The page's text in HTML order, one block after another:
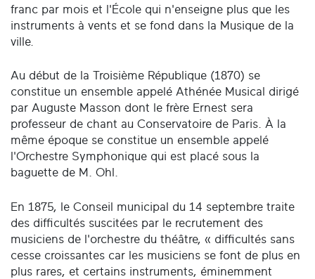
franc par mois et l'École qui n'enseigne plus que les
instruments à vents et se fond dans la Musique de la
ville.
Au début de la Troisième République (1870) se
constitue un ensemble appelé Athénée Musical dirigé
par Auguste Masson dont le frère Ernest sera
professeur de chant au Conservatoire de Paris. À la
même époque se constitue un ensemble appelé
l'Orchestre Symphonique qui est placé sous la
baguette de M. Ohl.
En 1875, le Conseil municipal du 14 septembre traite
des difficultés suscitées par le recrutement des
musiciens de l'orchestre du théâtre, « difficultés sans
cesse croissantes car les musiciens se font de plus en
plus rares, et certains instruments, éminemment